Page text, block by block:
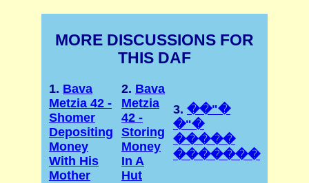
MORE DISCUSSIONS FOR
THIS DAF
1. Bava
Metzia 42 -
Shomer
Depositing
Money
With His
Mother
2. Bava
Metzia
42 -
Storing
Money
In A
Hut
3. ��"�
�"�
�����
�������